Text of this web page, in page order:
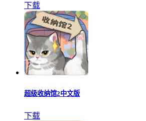
下载
超级收纳馆2中文版
下载